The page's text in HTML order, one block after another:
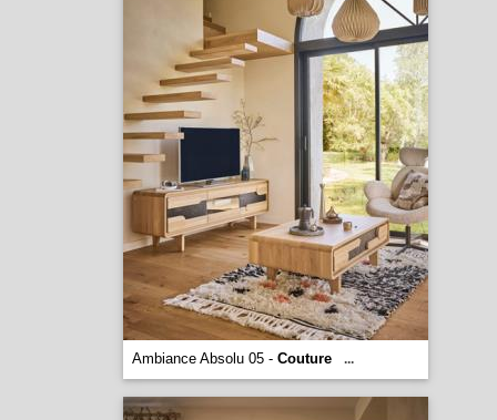
Ambiance Absolu 05 - Couture ...